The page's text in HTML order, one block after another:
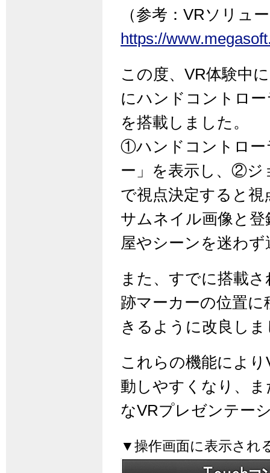
（参考：VRソリュ
https://
この度、VR体験中
にハンドコントロ
を搭載しました。
①ハンドコントロー
ー」を表示し、②ジ
で視点決定すると
サムネイル画像と
屋やシーンを迷わ
また、すでに搭載
跡マーカーの位置
きるように改良し
これらの機能によ
動しやすくなり、
なVRプレゼンテー
▼操作画面に表示され